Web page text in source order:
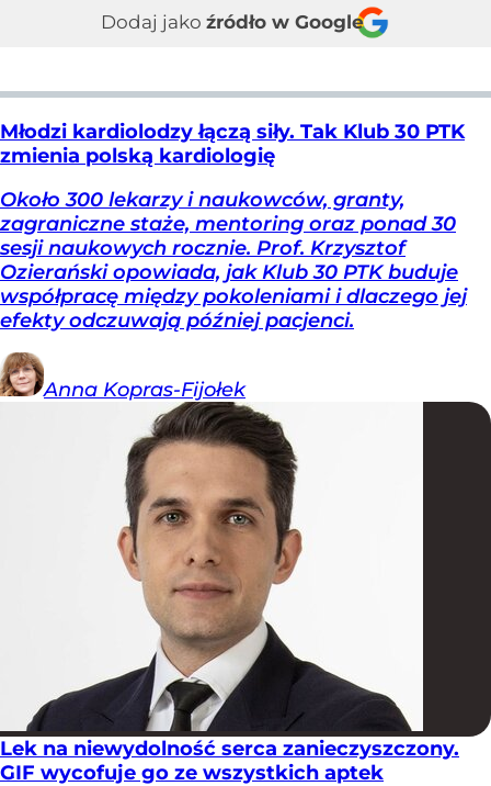
Dodaj jako źródło w Google
Młodzi kardiolodzy łączą siły. Tak Klub 30 PTK
zmienia polską kardiologię
Około 300 lekarzy i naukowców, granty,
zagraniczne staże, mentoring oraz ponad 30
sesji naukowych rocznie. Prof. Krzysztof
Ozierański opowiada, jak Klub 30 PTK buduje
współpracę między pokoleniami i dlaczego jej
efekty odczuwają później pacjenci.
Anna Kopras-Fijołek
Lek na niewydolność serca zanieczyszczony.
GIF wycofuje go ze wszystkich aptek